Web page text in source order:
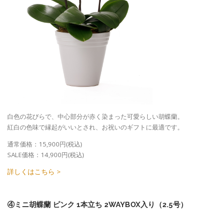
白色の花びらで、中心部分が赤く染まった可愛らしい胡蝶蘭。
紅白の色味で縁起がいいとされ、お祝いのギフトに最適です。
通常価格：15,900円(税込)
SALE価格：14,900円(税込)
詳しくはこちら >
④ミニ胡蝶蘭 ピンク 1本立ち 2WAYBOX入り（2.5号）